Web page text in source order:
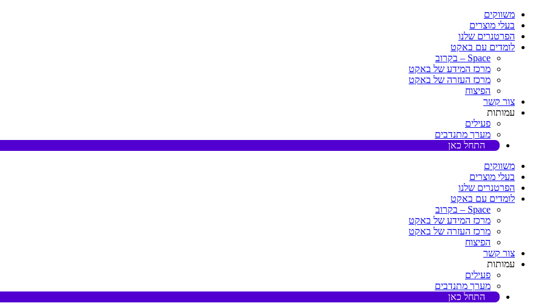
משווקים
בעלי מוצרים
הפרטנרים שלנו
לומדים עם באקט
Space – בקרוב
מרכז המידע של באקט
מרכז העזרה של באקט
הפיצוח
צור קשר
עמותות
פעילים
מערך מתנדבים
התחל כאן
משווקים
בעלי מוצרים
הפרטנרים שלנו
לומדים עם באקט
Space – בקרוב
מרכז המידע של באקט
מרכז העזרה של באקט
הפיצוח
צור קשר
עמותות
פעילים
מערך מתנדבים
התחל כאן